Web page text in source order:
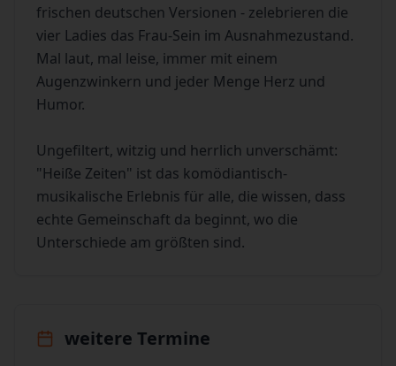
frischen deutschen Versionen - zelebrieren die
vier Ladies das Frau-Sein im Ausnahmezustand.
Mal laut, mal leise, immer mit einem
Augenzwinkern und jeder Menge Herz und
Humor.
Ungefiltert, witzig und herrlich unverschämt:
"Heiße Zeiten" ist das komödiantisch-
musikalische Erlebnis für alle, die wissen, dass
echte Gemeinschaft da beginnt, wo die
Unterschiede am größten sind.
weitere Termine